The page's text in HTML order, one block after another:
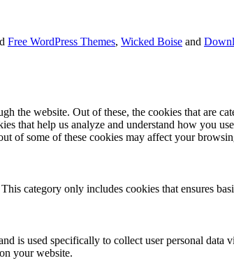
Free WordPress Themes, Wicked Boise and
the website. Out of these, the cookies that are
that help us analyze and understand how you
of some of these cookies may affect your
category only includes cookies that ensures
is used specifically to collect user personal data
your website.